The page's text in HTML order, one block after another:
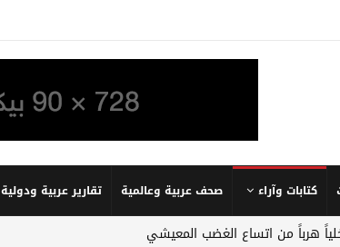
كتابات وآراء صحف عربية وعالمية تقارير عربية ودولية
هرباً من اتساع الغضب المعيشي